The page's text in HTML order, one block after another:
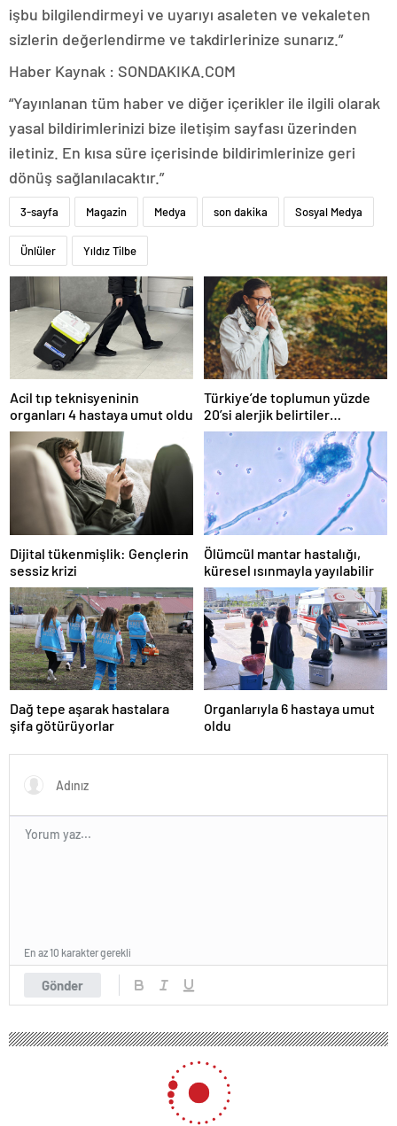
işbu bilgilendirmeyi ve uyarıyı asaleten ve vekaleten
sizlerin değerlendirme ve takdirlerinize sunarız.”
Haber Kaynak : SONDAKIKA.COM
“Yayınlanan tüm haber ve diğer içerikler ile ilgili olarak
yasal bildirimlerinizi bize iletişim sayfası üzerinden
iletiniz. En kısa süre içerisinde bildirimlerinize geri
dönüş sağlanılacaktır.”
3-sayfa Magazin Medya son dakika Sosyal Medya
Ünlüler Yıldız Tilbe
Acil tıp teknisyeninin
organları 4 hastaya umut oldu
Türkiye’de toplumun yüzde
20’si alerjik belirtiler
gösteriyor
Dijital tükenmişlik: Gençlerin
sessiz krizi
Ölümcül mantar hastalığı,
küresel ısınmayla yayılabilir
Dağ tepe aşarak hastalara
şifa götürüyorlar
Organlarıyla 6 hastaya umut
oldu
Gönder
En az 10 karakter gerekli